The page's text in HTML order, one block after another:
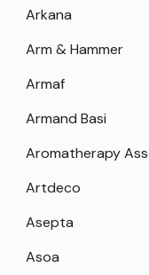
Arkana
Arm & Hammer
Armaf
Armand Basi
Aromatherapy
Artdeco
Asepta
Asoa